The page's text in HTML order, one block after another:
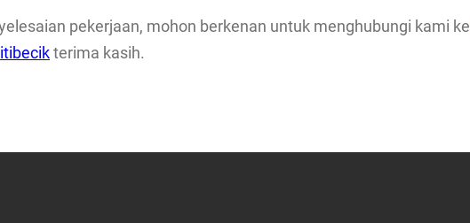
pekerjaan, mohon berkenan untuk menghubungi kami ke
terima kasih.